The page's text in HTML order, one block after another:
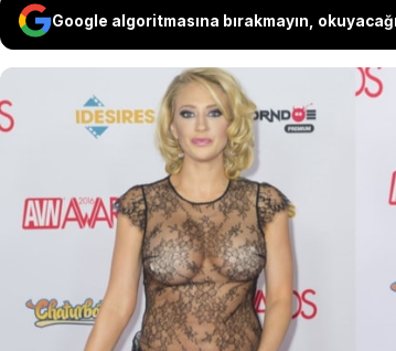
Google algoritmasına bırakmayın,
Geçen
Karter'ın